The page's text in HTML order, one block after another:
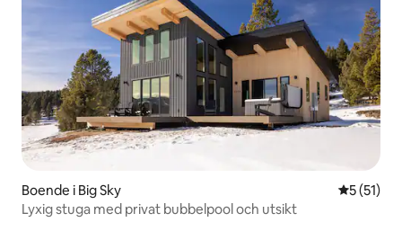
Boende i Big Sky 5 av 5 i
5 (51)
Lyxig stuga med privat bubbelpool och utsikt